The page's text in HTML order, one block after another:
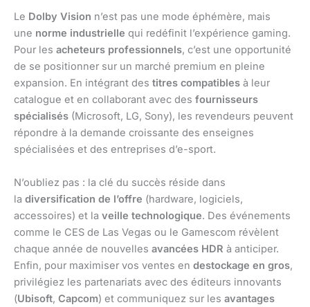
Le Dolby Vision n’est pas une mode éphémère, mais
une norme industrielle qui redéfinit l’expérience gaming.
Pour les acheteurs professionnels, c’est une opportunité
de se positionner sur un marché premium en pleine
expansion. En intégrant des titres compatibles à leur
catalogue et en collaborant avec des fournisseurs
spécialisés (Microsoft, LG, Sony), les revendeurs peuvent
répondre à la demande croissante des enseignes
spécialisées et des entreprises d’e-sport.
N’oubliez pas : la clé du succès réside dans
la diversification de l’offre (hardware, logiciels,
accessoires) et la veille technologique. Des événements
comme le CES de Las Vegas ou le Gamescom révèlent
chaque année de nouvelles avancées HDR à anticiper.
Enfin, pour maximiser vos ventes en destockage en gros,
privilégiez les partenariats avec des éditeurs innovants
(Ubisoft, Capcom) et communiquez sur les avantages